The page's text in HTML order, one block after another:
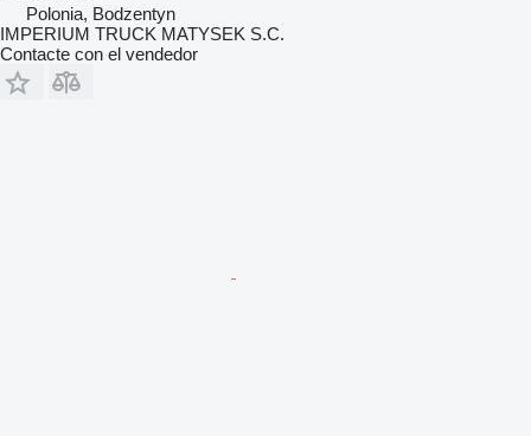
Polonia, Bodzentyn
IMPERIUM TRUCK MATYSEK S.C.
Contacte con el vendedor